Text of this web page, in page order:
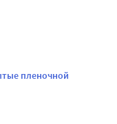
пленочной